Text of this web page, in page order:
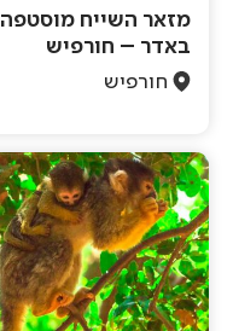
מזאר השייח מוסטפה
באדר – חורפיש
חורפיש